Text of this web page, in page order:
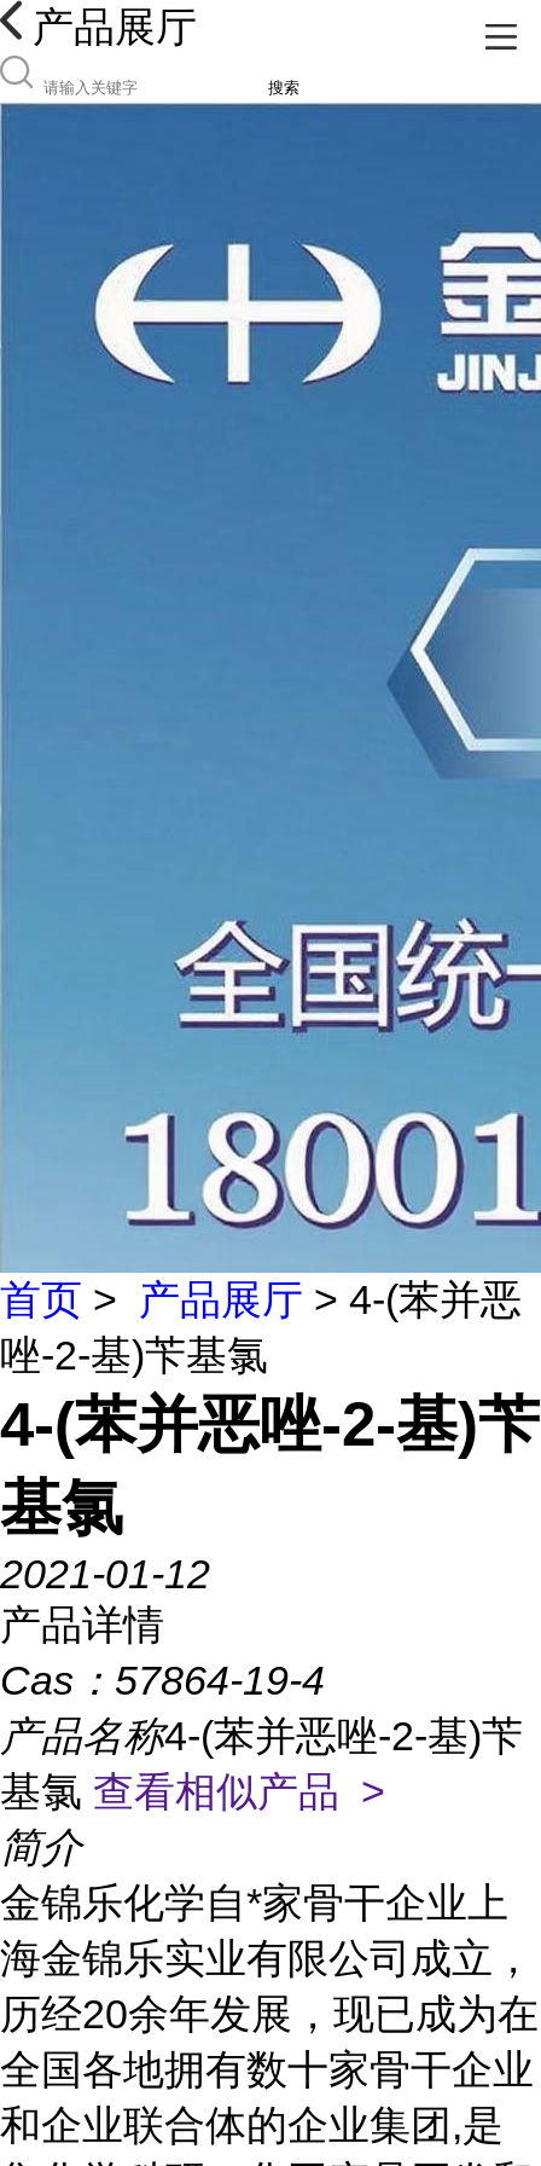
产品展厅
搜索
首页 > 产品展厅 > 4-(苯并恶
唑-2-基)苄基氯
4-(苯并恶唑-2-基)苄
基氯
2021-01-12
产品详情
Cas： 57864-19-4
产品名称4-(苯并恶唑-2-基)苄
基氯 查看相似产品 >
简介
金锦乐化学自*家骨干企业上
海金锦乐实业有限公司成立，
历经20余年发展，现已成为在
全国各地拥有数十家骨干企业
和企业联合体的企业集团,是